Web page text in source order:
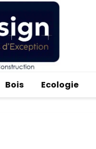
Bois Ecologie